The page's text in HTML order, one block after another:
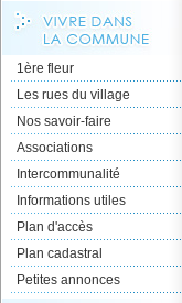
1ère fleur
Les rues du village
Nos savoir-faire
Associations
Intercommunalité
Informations utiles
Plan d'accès
Plan cadastral
Petites annonces